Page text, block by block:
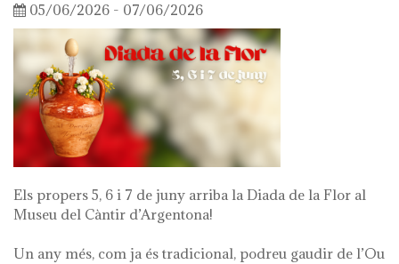
05/06/2026 - 07/06/2026
Els propers 5, 6 i 7 de juny arriba la Diada de la Flor al
Museu del Càntir d’Argentona!
Un any més, com ja és tradicional, podreu gaudir de l’Ou